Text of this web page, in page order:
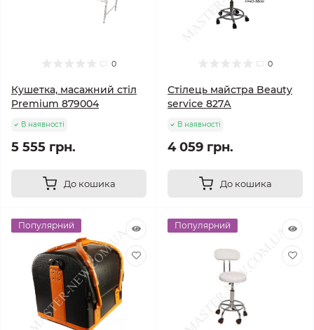
0
Кушетка, масажний стіл
Premium 879004
В наявності
5 555 грн.
До кошика
0
Стілець майстра Beauty
service 827А
В наявності
4 059 грн.
До кошика
Популярний Популярний